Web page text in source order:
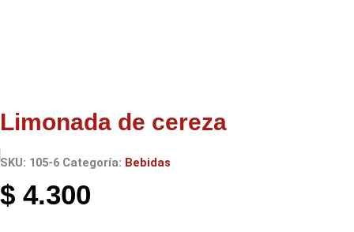
Limonada de cereza
SKU: 105-6 Categoría: Bebidas
$ 4.300